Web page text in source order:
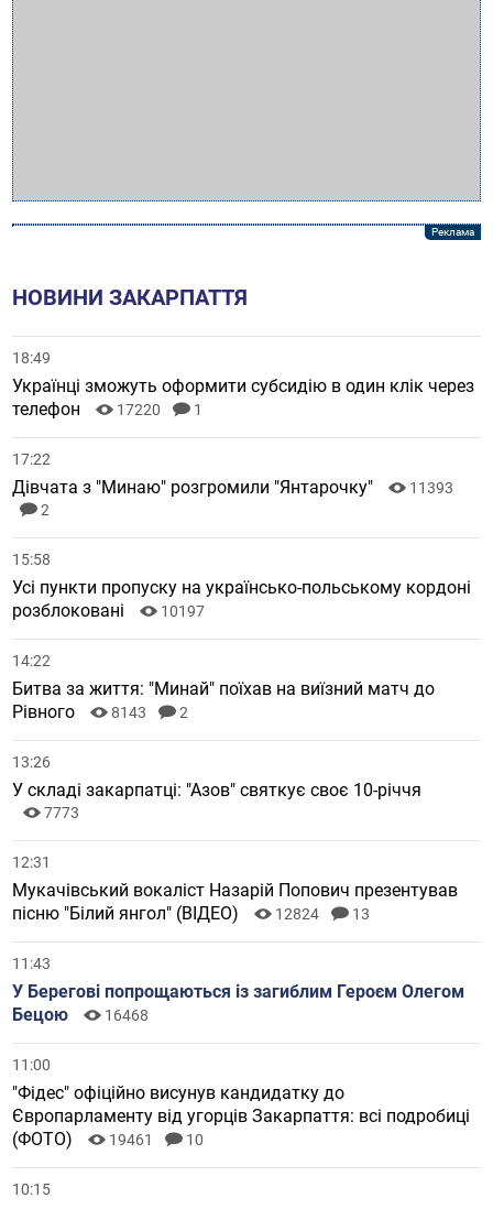
НОВИНИ ЗАКАРПАТТЯ
18:49
Українці зможуть оформити субсидію в один клік через
телефон
17220 1
17:22
Дівчата з "Минаю" розгромили "Янтарочку"
11393
2
15:58
Усі пункти пропуску на українсько-польському кордоні
розблоковані
10197
14:22
Битва за життя: "Минай" поїхав на виїзний матч до
Рівного
8143 2
13:26
У складі закарпатці: "Азов" святкує своє 10-річчя
7773
12:31
Мукачівський вокаліст Назарій Попович презентував
пісню "Білий янгол" (ВІДЕО)
12824 13
11:43
У Берегові попрощаються із загиблим Героєм Олегом
Бецою
16468
11:00
"Фідес" офіційно висунув кандидатку до
Європарламенту від угорців Закарпаття: всі подробиці
(ФОТО)
19461 10
10:15